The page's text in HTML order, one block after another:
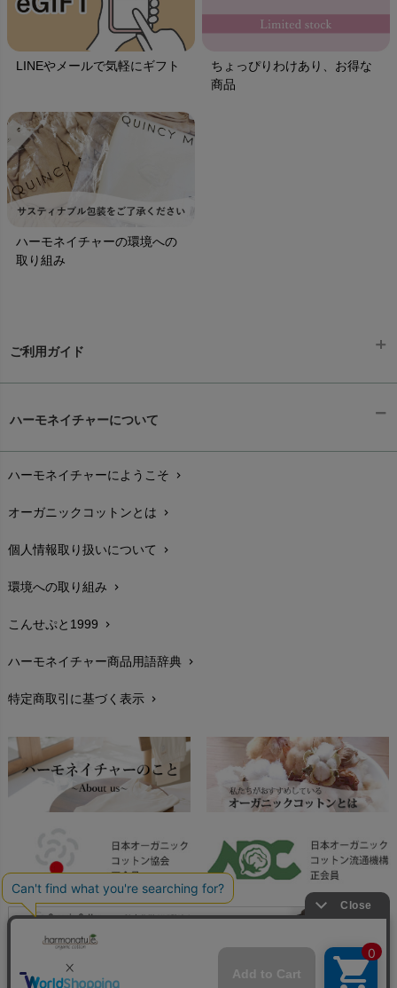
LINEやメールで気軽にギフト
ちょっぴりわけあり、お得な
商品
ハーモネイチャーの環境への
取り組み
ご利用ガイド
配送と送料chevron_right
在庫状況と発送予定chevron_right
サイズ・寸法chevron_right
生地・素材chevron_right
お手入れについて
レビューを書こうchevron_right
返品交換chevron_right
FAXでのご注文
お問い合わせchevron_right
ハーモネイチャーについて
ハーモネイチャーにようこそ chevron_right
オーガニックコットンとは chevron_right
個人情報取り扱いについて chevron_right
環境への取り組み chevron_right
こんせぷと1999 chevron_right
ハーモネイチャー商品用語辞典 chevron_right
特定商取引に基づく表示 chevron_right